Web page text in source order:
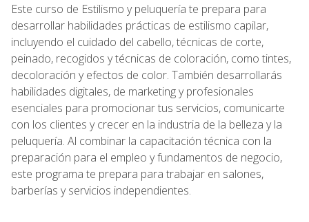
Este curso de Estilismo y peluquería te prepara para
desarrollar habilidades prácticas de estilismo capilar,
incluyendo el cuidado del cabello, técnicas de corte,
peinado, recogidos y técnicas de coloración, como tintes,
decoloración y efectos de color. También desarrollarás
habilidades digitales, de marketing y profesionales
esenciales para promocionar tus servicios, comunicarte
con los clientes y crecer en la industria de la belleza y la
peluquería. Al combinar la capacitación técnica con la
preparación para el empleo y fundamentos de negocio,
este programa te prepara para trabajar en salones,
barberías y servicios independientes.